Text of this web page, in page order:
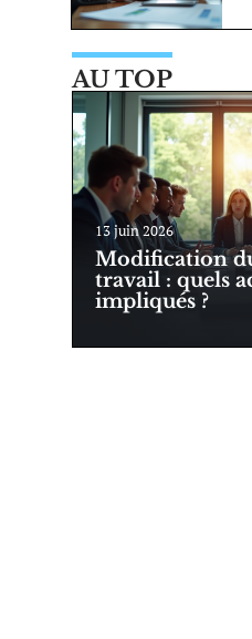
AU TOP
13 juin 2026
Modification
travail : quels
impliqués ?